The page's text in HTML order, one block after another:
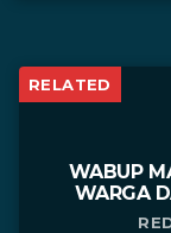
RELATED
WABUP
WARGA